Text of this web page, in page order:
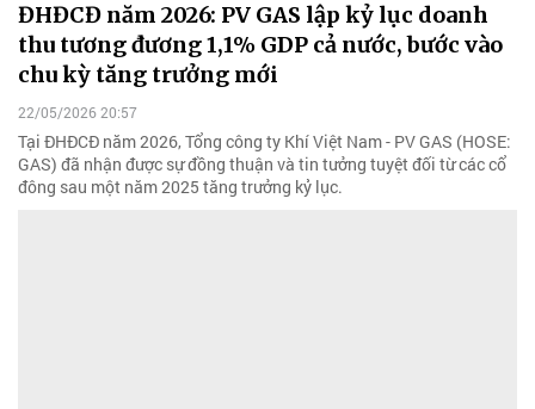
ĐHĐCĐ năm 2026: PV GAS lập kỷ lục doanh
thu tương đương 1,1% GDP cả nước, bước vào
chu kỳ tăng trưởng mới
22/05/2026 20:57
Tại ĐHĐCĐ năm 2026, Tổng công ty Khí Việt Nam - PV GAS (HOSE:
GAS) đã nhận được sự đồng thuận và tin tưởng tuyệt đối từ các cổ
đông sau một năm 2025 tăng trưởng kỷ lục.